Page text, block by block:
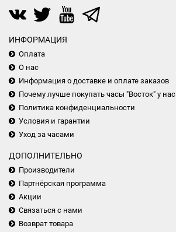
ИНФОРМАЦИЯ
Оплата
О нас
Информация о доставке и оплате заказов
Почему лучше покупать часы "Восток" у нас
Политика конфиденциальности
Условия и гарантии
Уход за часами
ДОПОЛНИТЕЛЬНО
Производители
Партнёрская программа
Акции
Связаться с нами
Возврат товара